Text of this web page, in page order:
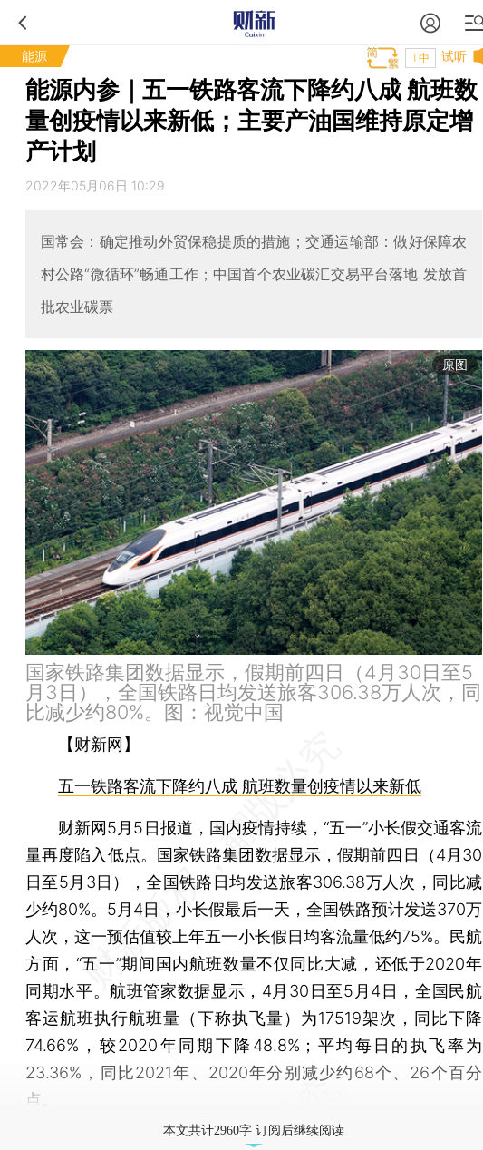
能源 试听
T中
能源内参｜五一铁路客流下降约八成 航班数
量创疫情以来新低；主要产油国维持原定增
产计划
2022年05月06日 10:29
国常会：确定推动外贸保稳提质的措施；交通运输部：做好保障农
村公路“微循环”畅通工作；中国首个农业碳汇交易平台落地 发放首
批农业碳票
原图
国家铁路集团数据显示，假期前四日（4月30日至5
月3日），全国铁路日均发送旅客306.38万人次，同
比减少约80%。图：视觉中国
【财新网】
五一铁路客流下降约八成 航班数量创疫情以来新低
财新网5月5日报道，国内疫情持续，“五一”小长假交通客流
量再度陷入低点。国家铁路集团数据显示，假期前四日（4月30
日至5月3日），全国铁路日均发送旅客306.38万人次，同比减
少约80%。5月4日，小长假最后一天，全国铁路预计发送370万
人次，这一预估值较上年五一小长假日均客流量低约75%。民航
方面，“五一”期间国内航班数量不仅同比大减，还低于2020年
同期水平。航班管家数据显示，4月30日至5月4日，全国民航
客运航班执行航班量（下称执飞量）为17519架次，同比下降
74.66%，较2020年同期下降48.8%；平均每日的执飞率为
23.36%，同比2021年、2020年分别减少约68个、26个百分
点。
本文共计2960字 订阅后继续阅读